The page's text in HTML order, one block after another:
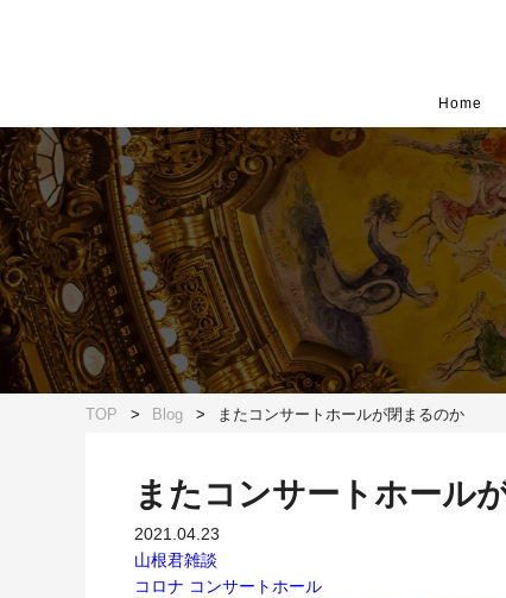
Home
TOP Blog またコンサートホールが閉まるのか
またコンサートホール
2021.04.23
山根君雑談
コロナ コンサートホール